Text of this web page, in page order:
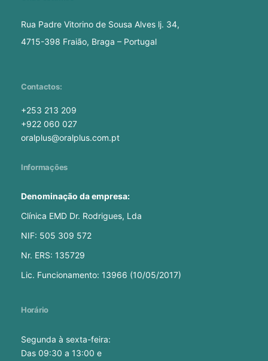
Rua Padre Vitorino de Sousa Alves lj. 34,
4715-398 Fraião, Braga – Portugal
Contactos:
+253 213 209
+922 060 027
oralplus@oralplus.com.pt
Informações
Denominação da empresa:
Clínica EMD Dr. Rodrigues, Lda
NIF: 505 309 572
Nr. ERS: 135729
Lic. Funcionamento: 13966 (10/05/2017)
Horário
Segunda à sexta-feira:
Das 09:30 a 13:00 e